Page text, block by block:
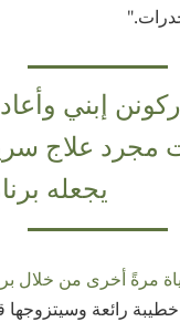
إبني وأعاد
علاج
يجعله
مرةً أخرى من خلال
رائعة وسيتزوجها